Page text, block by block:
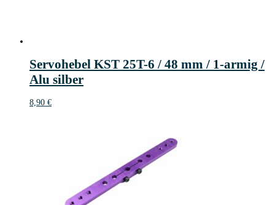
Servohebel KST 25T-6 / 48 mm / 1-armig /
Alu silber
8,90 €